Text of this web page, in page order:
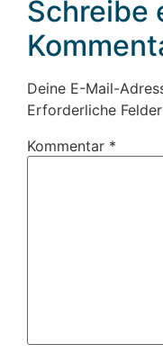
Schreibe
Deine E-Mail-
Erforderliche
Kommentar *